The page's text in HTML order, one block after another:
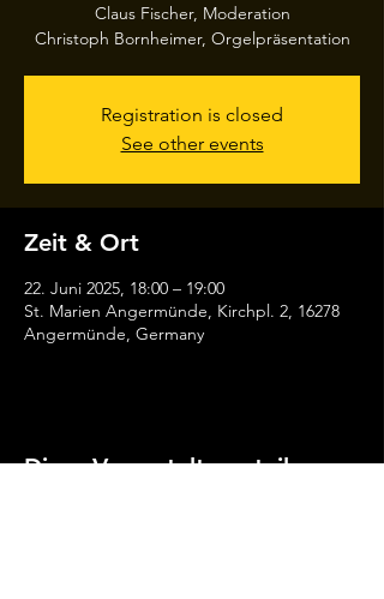
Claus Fischer, Moderation
Christoph Bornheimer, Orgelpräsentation
Registration is closed
See other events
Zeit & Ort
22. Juni 2025, 18:00 – 19:00
St. Marien Angermünde, Kirchpl. 2, 16278
Angermünde, Germany
Diese Veranstaltung teilen